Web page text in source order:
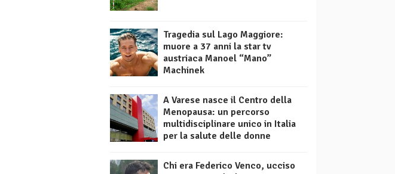
Tragedia sul Lago Maggiore:
muore a 37 anni la star tv
austriaca Manoel “Mano”
Machinek
A Varese nasce il Centro della
Menopausa: un percorso
multidisciplinare unico in Italia
per la salute delle donne
Chi era Federico Venco, ucciso